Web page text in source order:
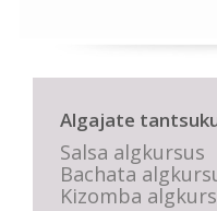
Algajate
Salsa algkursus
Bachata
Kizomba